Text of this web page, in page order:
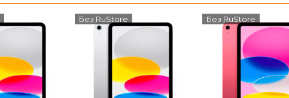
Без RuStore Без RuStore